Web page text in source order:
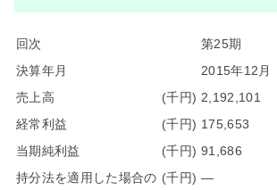
回次 第25期
決算年月
2015年12月
売上高
(千円) 2,192,101
経常利益
(千円) 175,653
当期純利益
(千円) 91,686
持分法を適用した場合の (千円) ―